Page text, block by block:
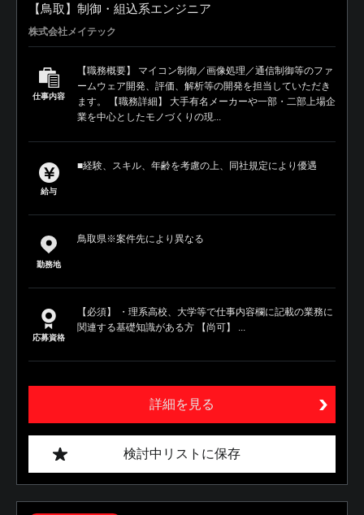
【鳥取】制御・組込系エンジニア
株式会社メイテック
仕事内容
【職務概要】 マイコン制御／画像処理／通信制御等のファ
ームウェア開発、評価、解析等の開発を担当していただき
ます。 【職務詳細】 大手有名メーカーや一部・二部上場企
業を中心としたモノづくりの現...
給与
■経験、スキル、年齢を考慮の上、同社規定により優遇
勤務地
鳥取県※案件先により異なる
応募資格
【必須】 ・理系高校、大学等で仕事内容欄に記載の業務に
関連する基礎知識がある方 【尚可】 ...
詳細を見る
検討中リストに保存